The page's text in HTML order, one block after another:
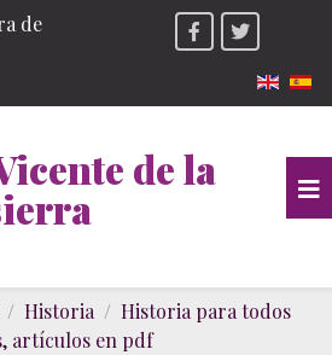
de
de la
Historia
Historia para todos
artículos en pdf